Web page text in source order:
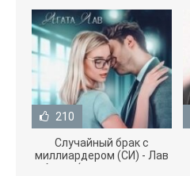
210
Случайный брак с
миллиардером (СИ) - Лав
Агата (полная версия